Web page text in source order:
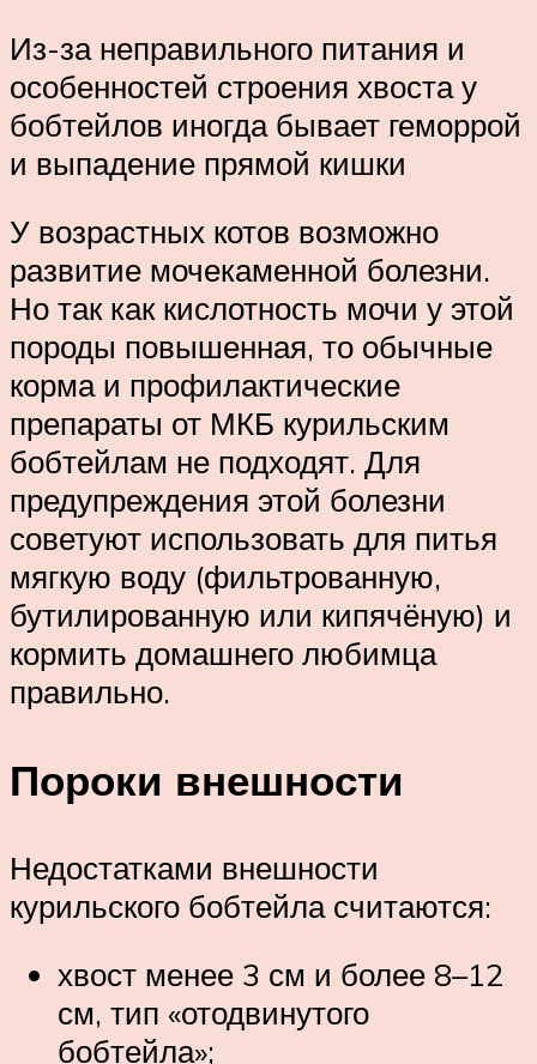
Из-за неправильного питания и
особенностей строения хвоста у
бобтейлов иногда бывает геморрой
и выпадение прямой кишки
У возрастных котов возможно
развитие мочекаменной болезни.
Но так как кислотность мочи у этой
породы повышенная, то обычные
корма и профилактические
препараты от МКБ курильским
бобтейлам не подходят. Для
предупреждения этой болезни
советуют использовать для питья
мягкую воду (фильтрованную,
бутилированную или кипячёную) и
кормить домашнего любимца
правильно.
Пороки внешности
Недостатками внешности
курильского бобтейла считаются:
хвост менее 3 см и более 8–12
см, тип «отодвинутого
бобтейла»;